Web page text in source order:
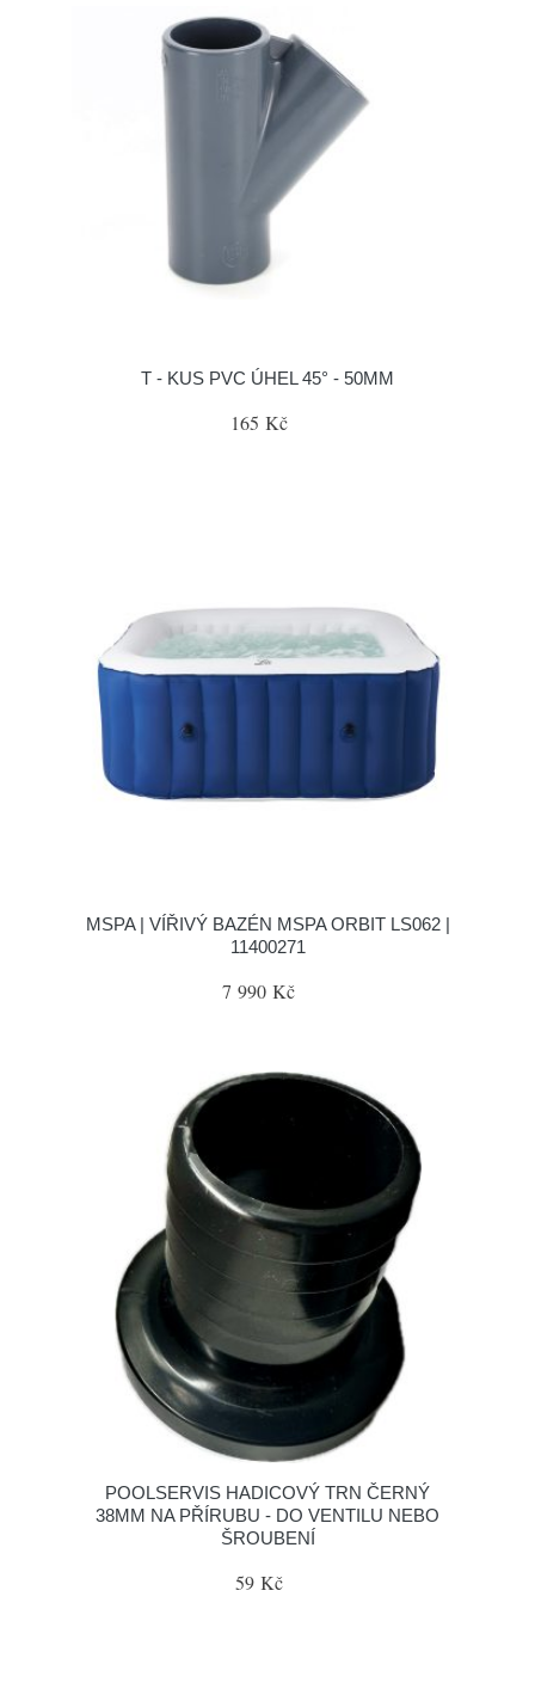
T - KUS PVC ÚHEL 45° - 50MM
165 Kč
MSPA | VÍŘIVÝ BAZÉN MSPA ORBIT LS062 |
11400271
7 990 Kč
POOLSERVIS HADICOVÝ TRN ČERNÝ
38MM NA PŘÍRUBU - DO VENTILU NEBO
ŠROUBENÍ
59 Kč